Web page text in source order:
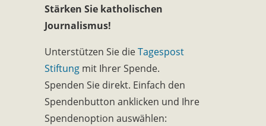
Stärken Sie katholischen
Journalismus!
Unterstützen Sie dieTagespost
Stiftung mit Ihrer Spende.
Spenden Sie direkt. Einfach den
Spendenbutton anklicken und Ihre
Spendenoption auswählen: